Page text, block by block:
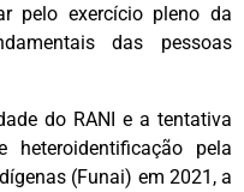
pelo exercício pleno da
das pessoas
do RANI e a tentativa
pela
(Funai) em 2021, a